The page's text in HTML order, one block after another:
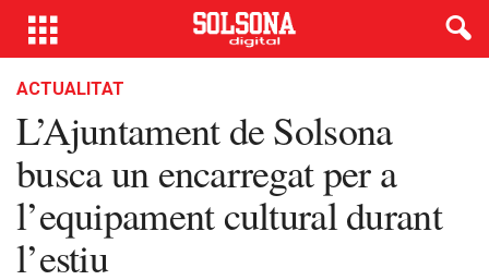
ACTUALITAT
L’Ajuntament de Solsona
busca un encarregat per a
l’equipament cultural durant
l’estiu